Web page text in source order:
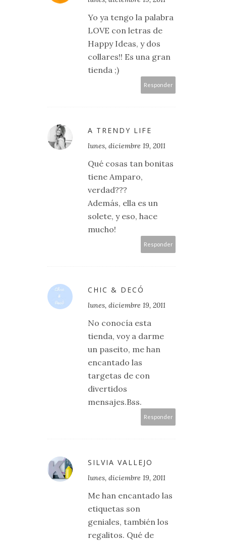
Yo ya tengo la palabra
LOVE con letras de
Happy Ideas, y dos
collares!! Es una gran
tienda ;)
Responder
A TRENDY LIFE
lunes, diciembre 19, 2011
Qué cosas tan bonitas
tiene Amparo,
verdad???
Además, ella es un
solete, y eso, hace
mucho!
Responder
CHIC & DECÓ
lunes, diciembre 19, 2011
No conocía esta
tienda, voy a darme
un paseito, me han
encantado las
targetas de con
divertidos
mensajes.Bss.
Responder
SILVIA VALLEJO
lunes, diciembre 19, 2011
Me han encantado las
etiquetas son
geniales, también los
regalitos. Qué de